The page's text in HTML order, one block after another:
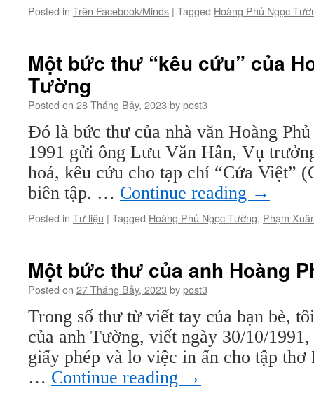
Posted in Trên Facebook/Minds | Tagged Hoàng Phủ Ngọc
Một bức thư “kêu cứu” của
Tường
Posted on 28 Tháng Bảy, 2023 bypost3
Đó là bức thư của nhà văn Hoàng
1991 gửi ông Lưu Văn Hân, Vụ
hoá, kêu cứu cho tạp chí “Cửa Việt”
biên tập. … Continue reading →
Posted in Tư liệu | Tagged Hoàng Phủ Ngọc Tường, Phạm
Một bức thư của anh Hoàng
Posted on 27 Tháng Bảy, 2023 bypost3
Trong số thư từ viết tay của bạn bè,
của anh Tường, viết ngày 30/10/
giấy phép và lo việc in ấn cho tập
… Continue reading →